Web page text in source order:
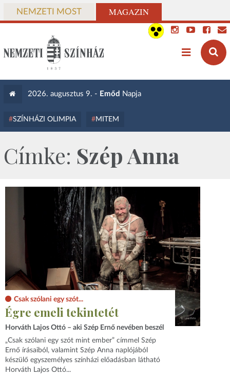
NEMZETI MOST MAGAZIN
2026. augusztus 9. - Emőd Napja
SZÍNHÁZI OLIMPIA MITEM
Címke: Szép Anna
Csak szólani egy szót...
Égre emeli tekintetét
Horváth Lajos Ottó – aki Szép Ernő nevében beszél
„Csak szólani egy szót mint ember” címmel Szép
Ernő írásaiból, valamint Szép Anna naplójából
készülő egyszemélyes színházi előadásban látható
Horváth Lajos Ottó...